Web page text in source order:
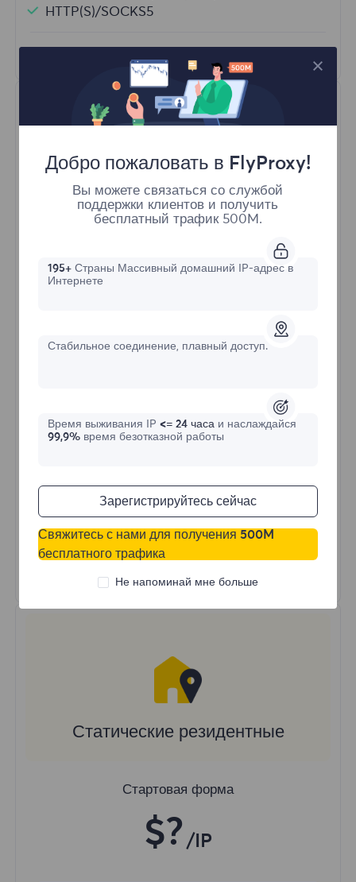
HTTP(S)/SOCKS5
Неограниченные резидентные
Стартовая форма
Неограниченное использование трафика
Случайная страна
Реальный динамический резидентский
прокси
Узнать больше
Статические резидентные
Стартовая форма
$? /IP
Добро пожаловать в FlyProxy!
Вы можете связаться со службой
поддержки клиентов и получить
бесплатный трафик 500M.
195+Страны Массивный домашний IP-адрес в
Интернете
Стабильное соединение, плавный доступ.
Время выживания IP <= 24 часа и наслаждайся
99,9%время безотказной работы
Зарегистрируйтесь сейчас
Свяжитесь с нами для получения 500M
бесплатного трафика
Не напоминай мне больше